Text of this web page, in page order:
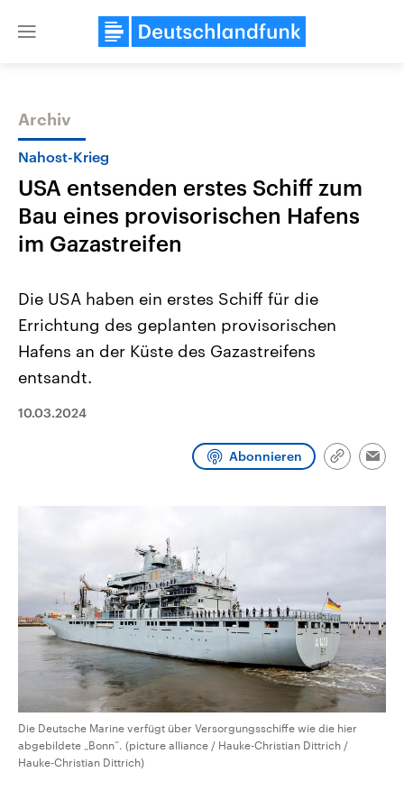
Close
Themen
2026
Alle Informationen
Sachsen-Anhalt wählt am 6.
September 2026 einen neuen
Landtag. Seit 2021 wird das
CDU, SPD und FDP regiert.-
Wahlprogramme, aktuelle Berichte
und Hintergründe zu den Parteien
und Kandidaten der anstehenden
Aktuelle Beiträge,
Hintergründe
Wirtschaftlich und
Programm Podcasts
Archiv
Nahost-Krieg
USA entsenden erstes Schiff zum
Bau eines provisorischen Hafens
im Gazastreifen
Die USA haben ein erstes Schiff für die
Errichtung des geplanten provisorischen
Hafens an der Küste des Gazastreifens
entsandt.
10.03.2024
Abonnieren
Link
Die Deutsche Marine verfügt über Versorgungsschiffe wie die hier
abgebildete „Bonn“. (picture alliance / Hauke-Christian Dittrich /
Hauke-Christian Dittrich)